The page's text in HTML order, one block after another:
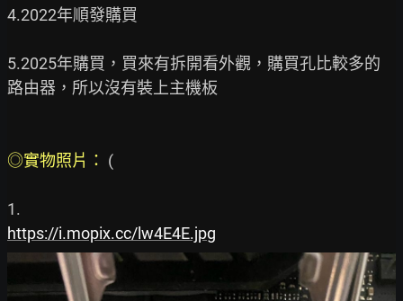
4.2022年順發購買
5.2025年購買，買來有拆開看外觀，購買孔比較多的
路由器，所以沒有裝上主機板
◎實物照片： (
https://i.mopix.cc/lw4E4E.jpg